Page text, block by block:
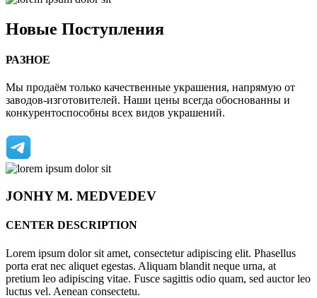
Новые Поступления
РАЗНОЕ
Мы продаём только качественные украшения, напрямую от
заводов-изготовителей. Наши цены всегда обоснованны и
конкурентоспособны всех видов украшений.
JONHYM. MEDVEDEV
CENTER DESCRIPTION
Lorem ipsum dolor sit amet, consectetur adipiscing elit. Phasellus
porta erat nec aliquet egestas. Aliquam blandit neque urna, at
pretium leo adipiscing vitae. Fusce sagittis odio quam, sed auctor leo
luctus vel. Aenean consectetu.